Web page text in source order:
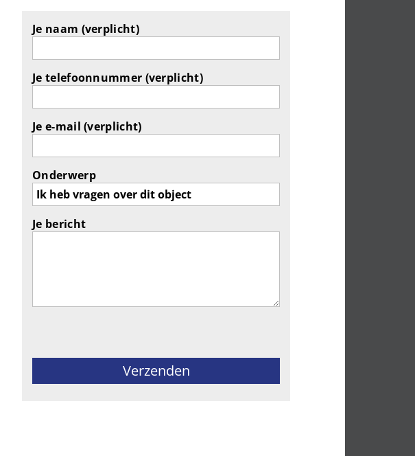
Je naam (verplicht)
Je telefoonnummer (verplicht)
Je e-mail (verplicht)
Onderwerp
Je bericht